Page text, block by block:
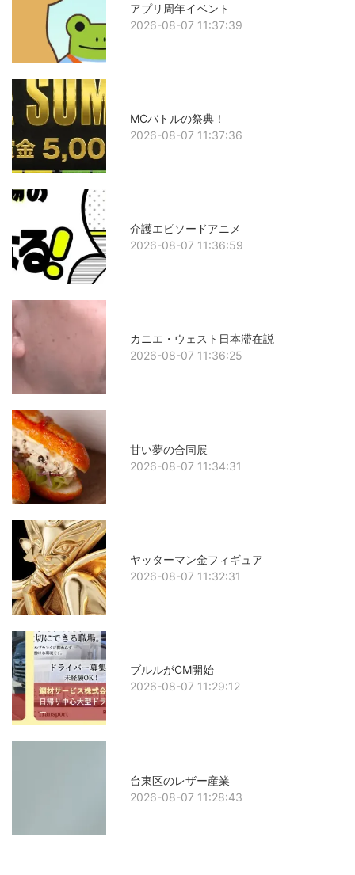
アプリ周年イベント
2026-08-07 11:37:39
MCバトルの祭典！
2026-08-07 11:37:36
介護エピソードアニメ
2026-08-07 11:36:59
カニエ・ウェスト日本滞在説
2026-08-07 11:36:25
甘い夢の合同展
2026-08-07 11:34:31
ヤッターマン金フィギュア
2026-08-07 11:32:31
ブルルがCM開始
2026-08-07 11:29:12
台東区のレザー産業
2026-08-07 11:28:43